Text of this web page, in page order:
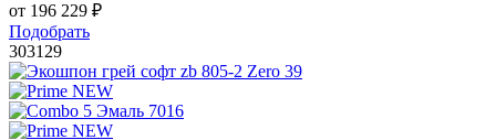
от 196 229 ₽
Подобрать
303129